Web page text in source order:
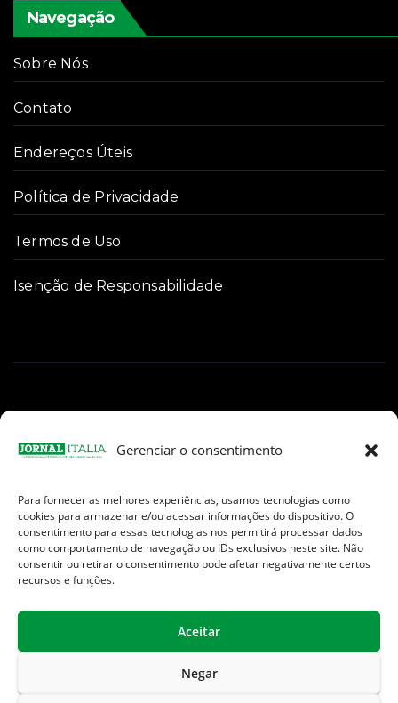
Gerenciar o consentimento
Para fornecer as melhores experiências, usamos tecnologias como
cookies para armazenar e/ou acessar informações do dispositivo. O
consentimento para essas tecnologias nos permitirá processar dados
como comportamento de navegação ou IDs exclusivos neste site. Não
consentir ou retirar o consentimento pode afetar negativamente certos
recursos e funções.
Aceitar
Negar
Navegação
Sobre Nós
Contato
Endereços Úteis
Política de Privacidade
Termos de Uso
Isenção de Responsabilidade
Facebook
Instagram
TikTokYoutube
E-
mail
Jornal Italia é uma Marca registrada internacionalmente da We
Communication.